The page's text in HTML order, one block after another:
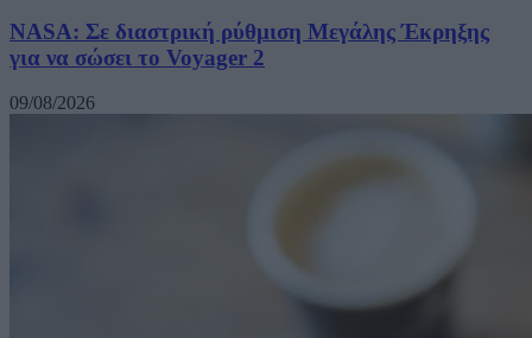
NASA: Σε διαστρική ρύθμιση Μεγάλης Έκρηξης
για να σώσει το Voyager 2
09/08/2026